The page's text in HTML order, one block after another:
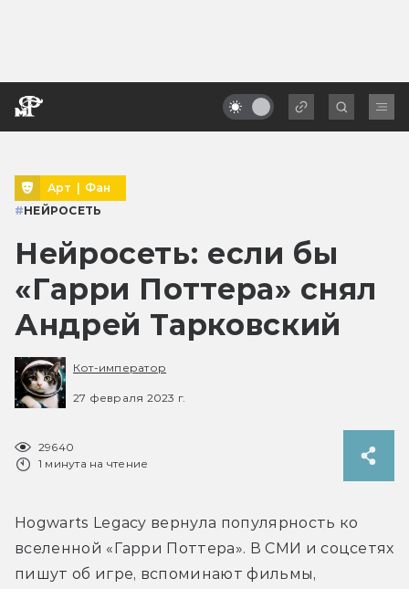
Арт | Фан
#НЕЙРОСЕТЬ
Нейросеть: если бы
«Гарри Поттера» снял
Андрей Тарковский
Кот-император
27 февраля 2023 г.
29640
1 минута на чтение
Hogwarts Legacy вернула популярность ко
вселенной «Гарри Поттера». В СМИ и соцсетях
пишут об игре, вспоминают фильмы,